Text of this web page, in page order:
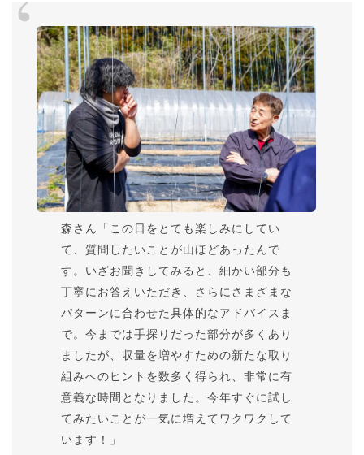
森さん「この日をとても楽しみにしてい
て、質問したいことが山ほどあったんで
す。いざお聞きしてみると、細かい部分も
丁寧にお答えいただき、さらにさまざまな
パターンに合わせた具体的なアドバイスま
で。今までは手探りだった部分が多くあり
ましたが、収量を増やすための新たな取り
組みへのヒントを数多く得られ、非常に有
意義な時間となりました。今年すぐに試し
てみたいことが一気に増えてワクワクして
います！」